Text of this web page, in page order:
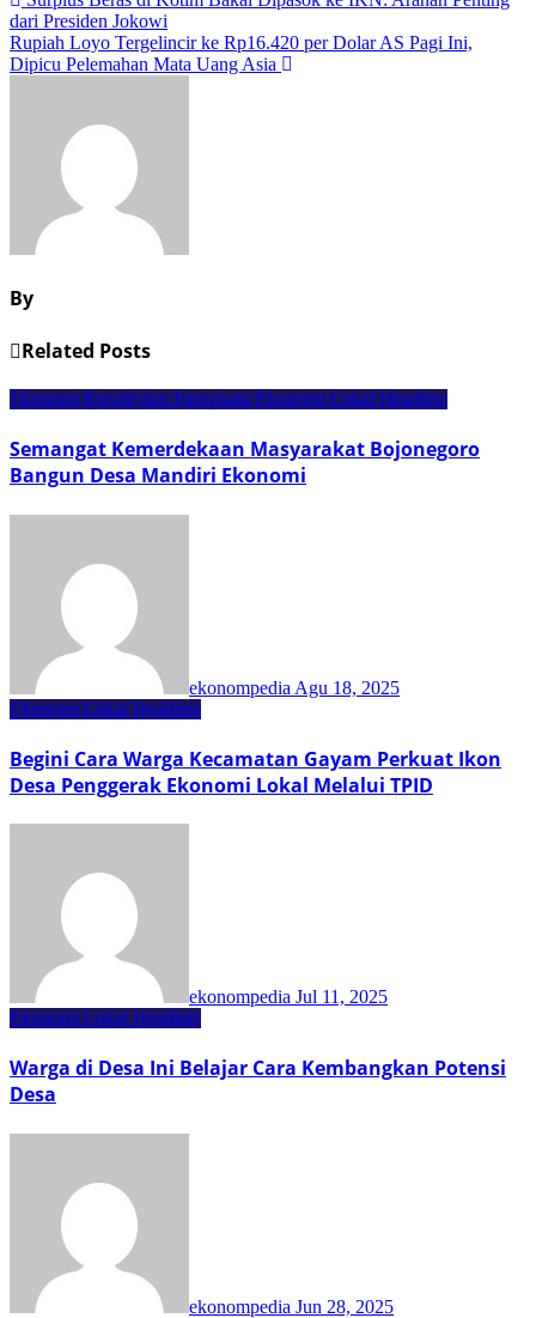
Navigasi
pos
dari Presiden Jokowi
Rupiah Loyo Tergelincir ke Rp16.420 per Dolar AS Pagi Ini,
Dipicu Pelemahan Mata Uang Asia
By
Related Posts
Ekonomi Kreatif dan Pariwisata Ekonomi Lokal Headline
Semangat Kemerdekaan Masyarakat Bojonegoro
Bangun Desa Mandiri Ekonomi
ekonompedia Agu 18, 2025
Ekonomi Lokal Headline
Begini Cara Warga Kecamatan Gayam Perkuat Ikon
Desa Penggerak Ekonomi Lokal Melalui TPID
ekonompedia Jul 11, 2025
Ekonomi Lokal Headline
Warga di Desa Ini Belajar Cara Kembangkan Potensi
Desa
ekonompedia Jun 28, 2025